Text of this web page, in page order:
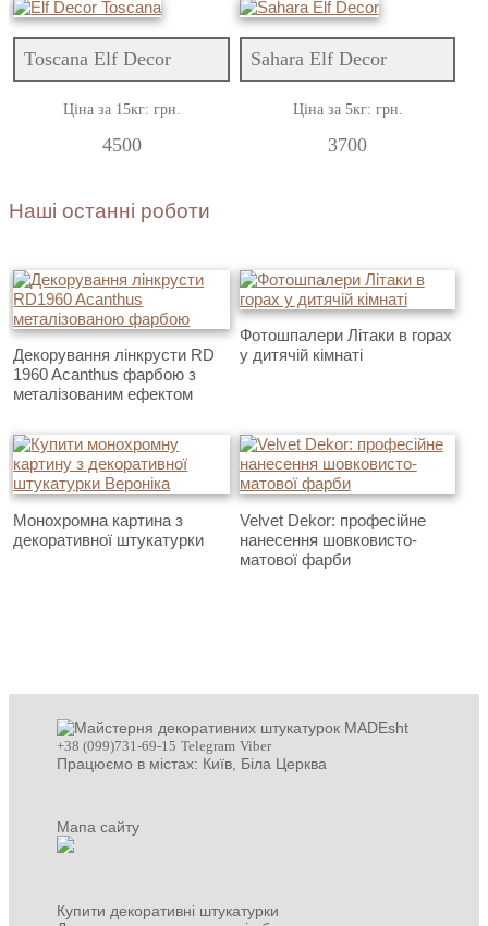
Toscana Elf Decor
Ціна за 15кг: грн.
4500
Sahara Elf Decor
Ціна за 5кг: грн.
3700
Наші останні роботи
Декорування лінкрусти RD
1960 Acanthus фарбою з
металізованим ефектом
Фотошпалери Літаки в горах
у дитячій кімнаті
Монохромна картина з
декоративної штукатурки
Velvet Dekor: професійне
нанесення шовковисто-
матової фарби
+38 (099)731-69-15 Telegram Viber
Працюємо в містах: Київ, Біла Церква
Мапа сайту
Купити декоративні штукатурки